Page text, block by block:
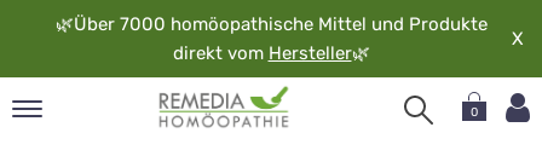
🌿Über 7000 homöopathische Mittel und Produkte
direkt vom Hersteller🌿
X
0